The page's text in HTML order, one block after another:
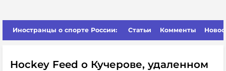
Иностранцы о спорте России: Статьи Комменты
Hockey Feed о Кучерове, удаленном